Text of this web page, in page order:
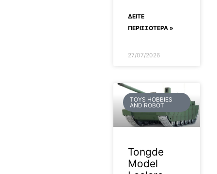
ΔΕΊΤΕ
ΠΕΡΙΣΣΟΤΕΡΑ »
27/07/2026
TOYS HOBBIES
AND ROBOT
Tongde
Model